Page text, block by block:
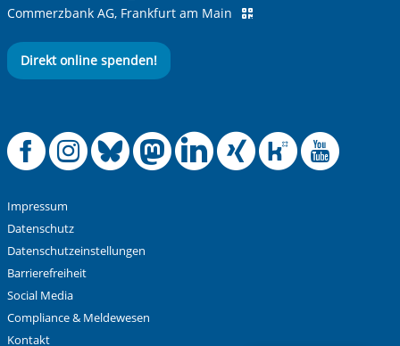
Commerzbank AG, Frankfurt am Main
Direkt online spenden!
Offizielle
Offizielle
Offizielle
Offizielle
Offizielle
Impressum
Datenschutz
Datenschutzeinstellungen
Barrierefreiheit
Social Media
Compliance & Meldewesen
Kontakt